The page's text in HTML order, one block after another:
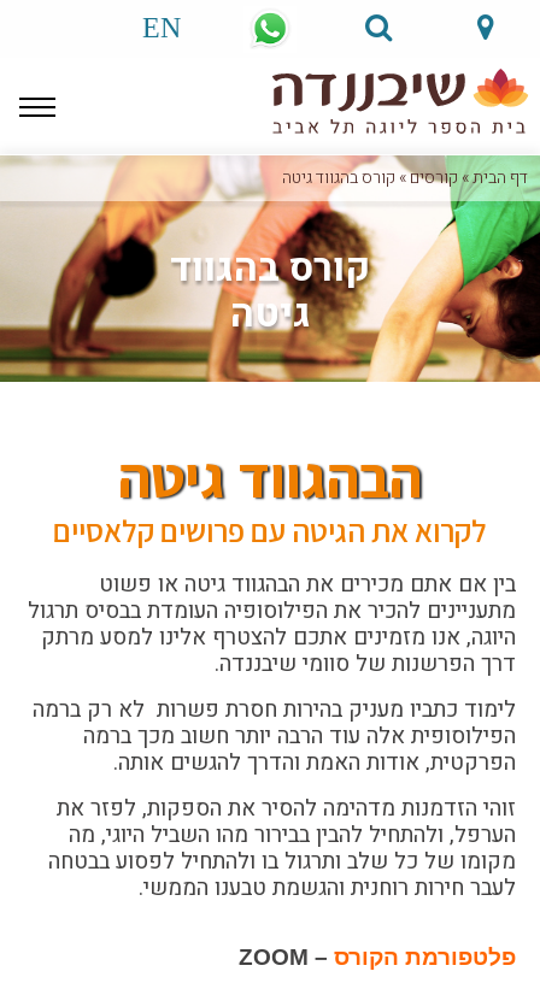
EN
דף הבית»קורסים» קורס בהגווד גיטה
קורס בהגווד
גיטה
הבהגווד גיטה
לקרוא את הגיטה עם פרושים קלאסיים
בין אם אתם מכירים את הבהגווד גיטה או פשוט
מתעניינים להכיר את הפילוסופיה העומדת בבסיס תרגול
היוגה, אנו מזמינים אתכם להצטרף אלינו למסע מרתק
דרך הפרשנות של סוומי שיבננדה.
לימוד כתביו מעניק בהירות חסרת פשרות לא רק ברמה
הפילוסופית אלה עוד הרבה יותר חשוב מכך ברמה
הפרקטית, אודות האמת והדרך להגשים אותה.
זוהי הזדמנות מדהימה להסיר את הספקות, לפזר את
הערפל, ולהתחיל להבין בבירור מהו השביל היוגי, מה
מקומו של כל שלב ותרגול בו ולהתחיל לפסוע בבטחה
לעבר חירות רוחנית והגשמת טבענו הממשי.
פלטפורמת הקורס – ZOOM